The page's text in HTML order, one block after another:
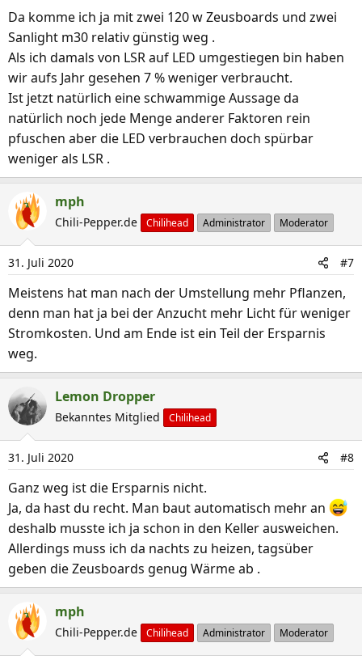
n
n
:
Da komme ich ja mit zwei 120 w Zeusboards und zwei
Sanlight m30 relativ günstig weg .
Als ich damals von LSR auf LED umgestiegen bin haben
wir aufs Jahr gesehen 7 % weniger verbraucht.
Ist jetzt natürlich eine schwammige Aussage da
natürlich noch jede Menge anderer Faktoren rein
pfuschen aber die LED verbrauchen doch spürbar
weniger als LSR .
mph
Chili-Pepper.de Chilihead Administrator Moderator
31. Juli 2020 #7
Meistens hat man nach der Umstellung mehr Pflanzen,
denn man hat ja bei der Anzucht mehr Licht für weniger
Stromkosten. Und am Ende ist ein Teil der Ersparnis
weg.
Lemon Dropper
Bekanntes Mitglied Chilihead
31. Juli 2020 #8
Ganz weg ist die Ersparnis nicht.
Ja, da hast du recht. Man baut automatisch mehr an
deshalb musste ich ja schon in den Keller ausweichen.
Allerdings muss ich da nachts zu heizen, tagsüber
geben die Zeusboards genug Wärme ab .
mph
Chili-Pepper.de Chilihead Administrator Moderator